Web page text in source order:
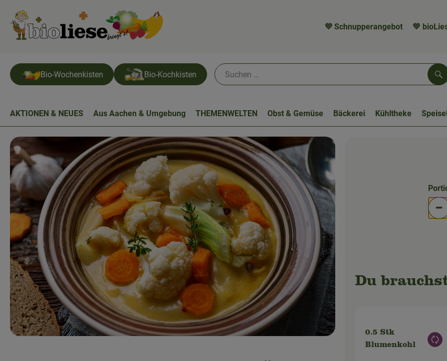
💜 Schnupperangebot 💚
Bio-Wochenkisten Bio-Kochkisten
AKTIONEN & NEUES Aus Aachen & Umgebung THEMENWELTEN Obst & Gemüse Bäckerei Kühltheke
Du
0.5 Stk
Blumenkohl